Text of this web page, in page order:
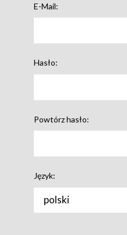
E-Mail:
Hasło:
Powtórz hasło:
Język:
polski